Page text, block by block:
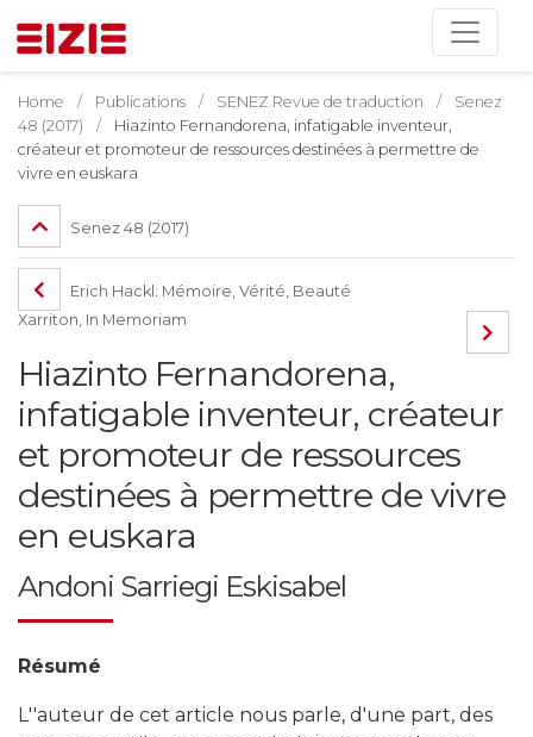
Home Publications SENEZ Revue de traduction
Senez
48 (2017)
Hiazinto Fernandorena, infatigable inventeur,
créateur et promoteur de ressources destinées à permettre de
vivre en euskara
Senez 48 (2017)
Erich Hackl: Mémoire, Vérité, Beauté
Xarriton, In Memoriam
Hiazinto Fernandorena,
infatigable inventeur, créateur
et promoteur de ressources
destinées à permettre de vivre
en euskara
Andoni Sarriegi Eskisabel
Résumé
L''auteur de cet article nous parle, d'une part, des